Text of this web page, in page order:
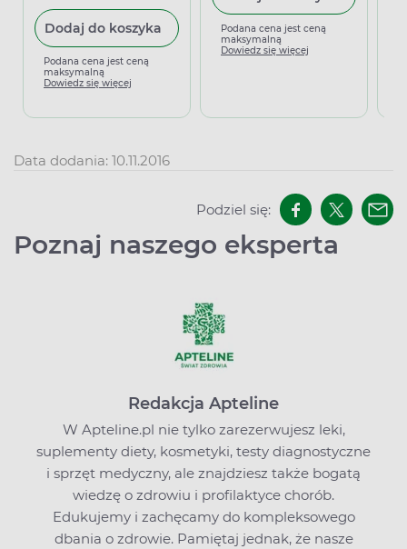
Dodaj do koszyka
Podana cena jest ceną
maksymalną
Dowiedz się więcej
Podana cena jest ceną
maksymalną
Dowiedz się więcej
Data dodania: 10.11.2016
Podziel się:
Poznaj naszego eksperta
Redakcja Apteline
W Apteline.pl nie tylko zarezerwujesz leki,
suplementy diety, kosmetyki, testy diagnostyczne
i sprzęt medyczny, ale znajdziesz także bogatą
wiedzę o zdrowiu i profilaktyce chorób.
Edukujemy i zachęcamy do kompleksowego
dbania o zdrowie. Pamiętaj jednak, że nasze